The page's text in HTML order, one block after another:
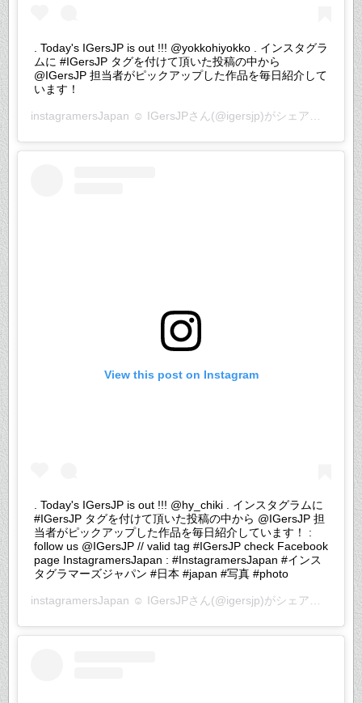
. Today's IGersJP is out !!! @yokkohiyokko . インスタグラ
ムに #IGersJP タグを付けて頂いた投稿の中から
@IGersJP 担当者がピックアップした作品を毎日紹介して
います！
instagramersJapan ☺︎ IGersJPさん(@igersjp)がシェアした投稿 –
View this post on Instagram
. Today's IGersJP is out !!! @hy_chiki . インスタグラムに
#IGersJP タグを付けて頂いた投稿の中から @IGersJP 担
当者がピックアップした作品を毎日紹介しています！ :
follow us @IGersJP // valid tag #IGersJP check Facebook
page InstagramersJapan : #InstagramersJapan #インス
タグラマーズジャパン #日本 #japan #写真 #photo
instagramersJapan ☺︎ IGersJPさん(@igersjp)がシェアした投稿 –